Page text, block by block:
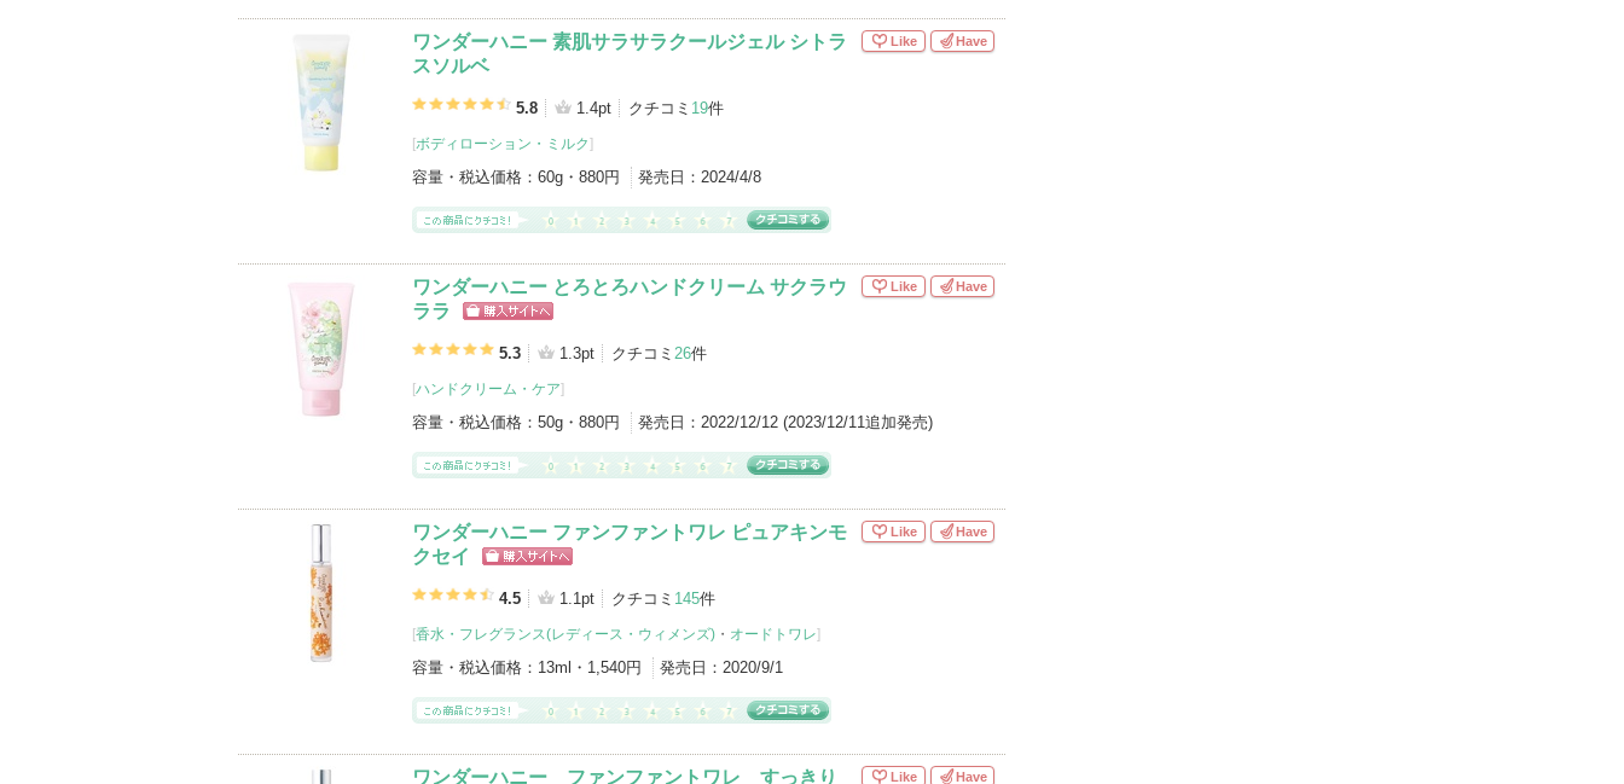
ワンダーハニー 素肌サラサラクールジェル シトラ
スソルベ
5.8 1.4pt クチコミ 19件
[ボディローション・ミルク]
容量・税込価格： 60g・880円 発売日： 2024/4/8
Like Have
ワンダーハニー とろとろハンドクリーム サクラウ
ララ
グサイトへ
5.3 1.3pt クチコミ 26件
[ハンドクリーム・ケア]
容量・税込価格： 50g・880円 発売日： 2022/12/12 (2023/12/11追加発売)
Like Have
ワンダーハニー ファンファントワレ ピュアキンモ
クセイ
グサイトへ
4.5 1.1pt クチコミ 145件
[香水・フレグランス(レディース・ウィメンズ) ・ オードトワレ]
容量・税込価格： 13ml・1,540円 発売日： 2020/9/1
Like Have
ワンダーハニー ファンファントワレ すっきり
Like Have